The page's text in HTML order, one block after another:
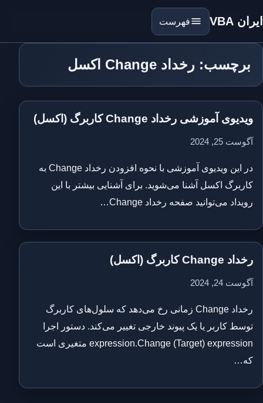
ایران VBA فهرست
برچسب: رخداد Change اکسل
ویدیوی آموزشی رخداد Change کاربرگ (اکسل)
آگوست 25, 2024
در این ویدیوی آموزشی با نحوه افزودن رخداد Change به
کاربرگ اکسل آشنا می‌شوید. برای آشنایی بیشتر با این
رویداد می‌توانید صفحه رخداد Change…
رخداد Change کاربرگ (اکسل)
آگوست 24, 2024
رخداد Change زمانی رخ می‌دهد که سلول‌های کاربرگ
توسط کاربر یا یک پیوند خارجی تغییر می‌کند. دستور اجرا
expression.Change (Target) expression متغیری است
که…